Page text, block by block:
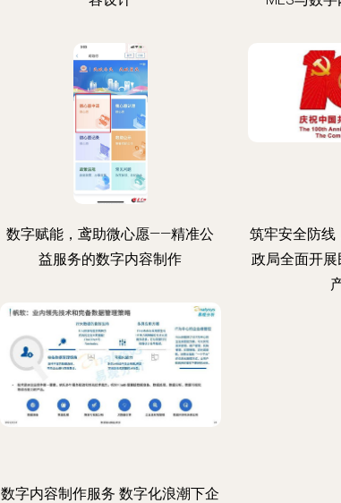
数字赋能，鸢助微心愿——精准公
益服务的数字内容制作
筑牢安全防线
政局全面开
数字内容制作服务 数字化浪潮下企